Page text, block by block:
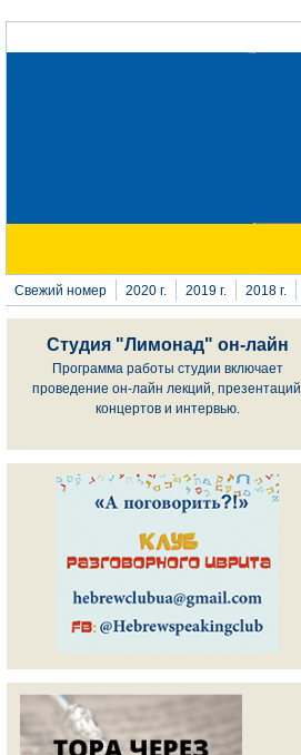
Перейти к основному содержанию
Свежий номер 2020 г. 2019 г. 2018 г.
Студия "Лимонад" он-лайн
Программа работы студии включает
проведение он-лайн лекций, презентаций,
концертов и интервью.